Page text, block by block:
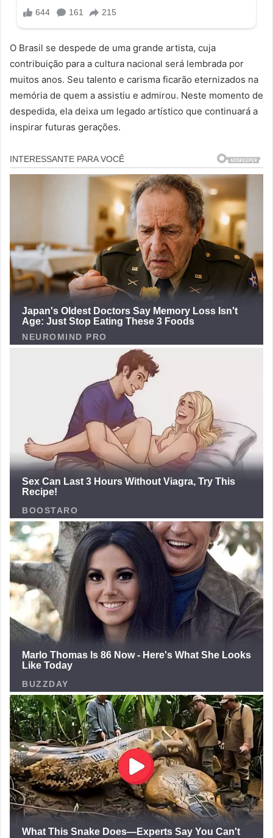
O Brasil se despede de uma grande artista, cuja
contribuição para a cultura nacional será lembrada por
muitos anos. Seu talento e carisma ficarão eternizados na
memória de quem a assistiu e admirou. Neste momento de
despedida, ela deixa um legado artístico que continuará a
inspirar futuras gerações.